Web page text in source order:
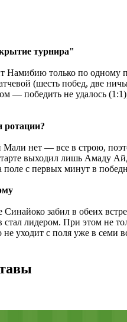
турнира"
Намибию только по одному
(шесть побед, две
― победить не удалось
ротации?
Мали нет ― все в строю,
выходил лишь Амаду
поле с первых минут в
забил в обеих
стал лидером. При этом не
уходит с поля уже в семи